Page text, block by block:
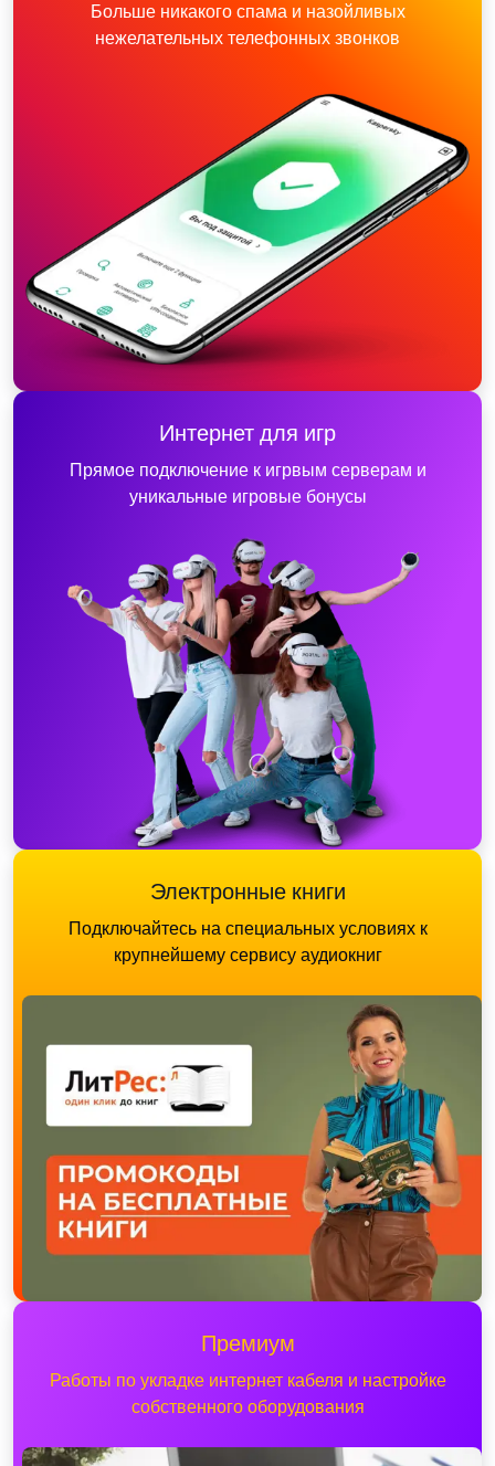
Больше никакого спама и назойливых
нежелательных телефонных звонков
Интернет для игр
Прямое подключение к игрвым серверам и
уникальные игровые бонусы
Электронные книги
Подключайтесь на специальных условиях к
крупнейшему сервису аудиокниг
Премиум
Работы по укладке интернет кабеля и настройке
собственного оборудования